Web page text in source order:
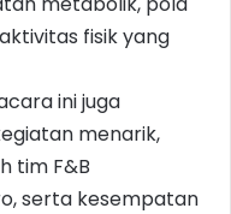
fisik yang
ini juga
menarik,
tim F&B
serta kesempatan